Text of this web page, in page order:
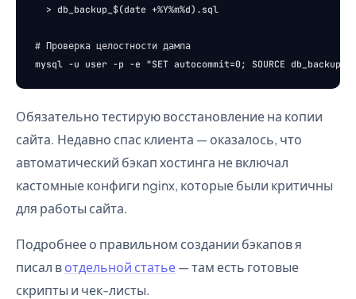
  > db_backup_$(date +%Y%m%d).sql
# Проверка целостности дампа
Обязательно тестирую восстановление на копии
сайта. Недавно спас клиента — оказалось, что
автоматический бэкап хостинга не включал
кастомные конфиги nginx, которые были критичны
для работы сайта.
Подробнее о правильном создании бэкапов я
писал вотдельной статье— там есть готовые
скрипты и чек-листы.